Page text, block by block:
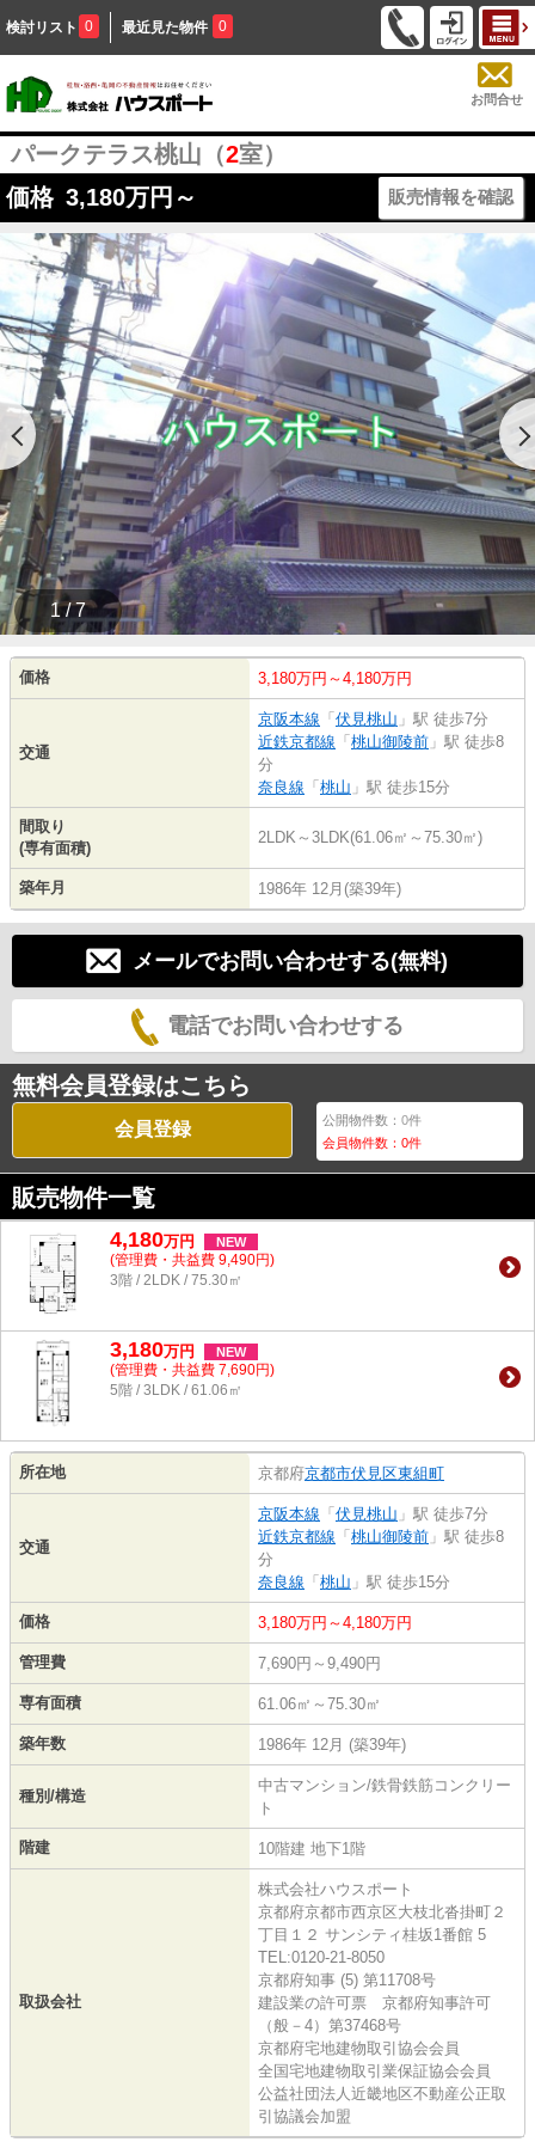
検討リスト 0 最近見た物件 0
お問合せ
パークテラス桃山（2室）
価格 3,180万円～ 販売情報を確認
1 / 7
価格 3,180万円～4,180万円
交通
京阪本線 「 伏見桃山 」駅 徒歩7分
近鉄京都線 「 桃山御陵前 」駅 徒歩8
分
奈良線 「 桃山 」駅 徒歩15分
間取り
(専有面積)
2LDK～3LDK(61.06㎡～75.30㎡)
築年月 1986年 12月(築39年)
メールでお問い合わせする(無料)
電話でお問い合わせする
無料会員登録はこちら
会員登録 公開物件数：0件
会員物件数：0件
販売物件一覧
4,180万円 NEW
(管理費・共益費 9,490円)
3階 / 2LDK / 75.30㎡
3,180万円 NEW
(管理費・共益費 7,690円)
5階 / 3LDK / 61.06㎡
所在地 京都府京都市伏見区東組町
交通
京阪本線 「 伏見桃山 」駅 徒歩7分
近鉄京都線 「 桃山御陵前 」駅 徒歩8
分
奈良線 「 桃山 」駅 徒歩15分
価格 3,180万円～4,180万円
管理費 7,690円～9,490円
専有面積 61.06㎡～75.30㎡
築年数 1986年 12月 (築39年)
種別/構造
中古マンション/鉄骨鉄筋コンクリー
ト
階建 10階建 地下1階
取扱会社
株式会社ハウスポート
京都府京都市西京区大枝北沓掛町２
丁目１２ サンシティ桂坂1番館 5
TEL:0120-21-8050
京都府知事 (5) 第11708号
建設業の許可票 京都府知事許可
（般－4）第37468号
京都府宅地建物取引協会会員
全国宅地建物取引業保証協会会員
公益社団法人近畿地区不動産公正取
引協議会加盟